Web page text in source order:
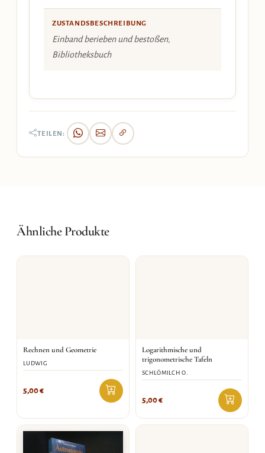
ZUSTANDSBESCHREIBUNG
Einband berieben und bestoßen,
Bibliotheksbuch
TEILEN:
Ähnliche Produkte
Rechnen und Geometrie
LUDWIG
5,00€
Logarithmische und
trigonometrische Tafeln
SCHLÖMILCH O.
5,00€